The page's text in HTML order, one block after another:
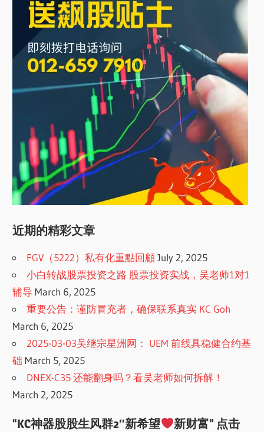
近期的精彩文章
FGV（5222）私有化重點回顧 July 2, 2025
小白转战股票投资之路 股票投资实战，吴老师1对1
辅导 March 6, 2025
重要公告：谨防冒充者，确保联系真实 KC Goh
March 6, 2025
2025-03-03吴继宗星洲网： UEM 前线具稳健合约基
础 March 5, 2025
DNEX-C35 还能翻身吗？看吴老师如何拆解！
March 2, 2025
“KC神器股股生风群2″新希望
新财富” 点击